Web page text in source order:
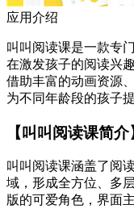
应用介绍
叫叫阅读课是一款专
在激发孩子的阅读兴
借助丰富的动画资源
为不同年龄段的孩子
【叫叫阅读课简介
叫叫阅读课涵盖了阅
域，形成全方位、多
版的可爱角色，界面